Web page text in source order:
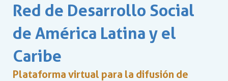
Red de Desarrollo Social
de América Latina y el
Caribe
Plataforma virtual para la difusión de